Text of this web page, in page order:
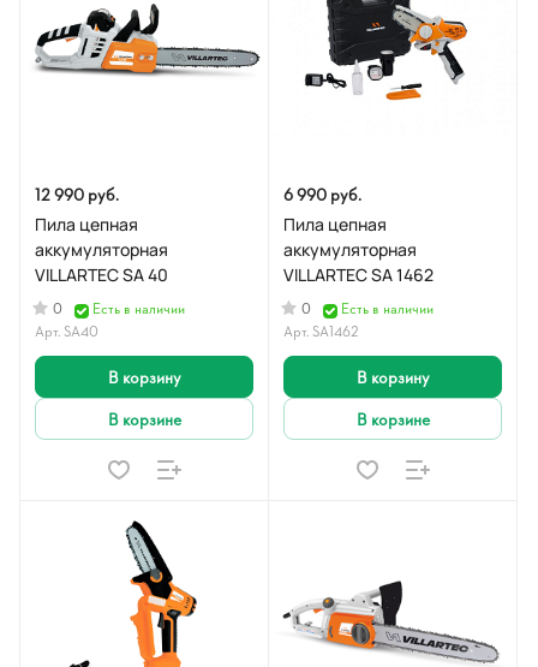
12 990 руб.
Пила цепная
аккумуляторная
VILLARTEC SA 40
0
Есть в наличии
Арт.SA40
В корзину
В корзине
6 990 руб.
Пила цепная
аккумуляторная
VILLARTEC SA 1462
0
Есть в наличии
Арт.SA1462
В корзину
В корзине